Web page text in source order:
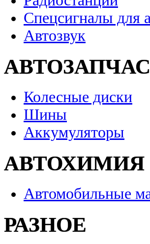
Спецсигналы для
Автозвук
Колесные диски
Шины
Аккумуляторы
АВТОХИМИЯ
Автомобильные
РАЗНОЕ